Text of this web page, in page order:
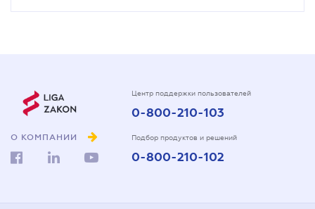
О КОМПАНИИ
Центр поддержки пользователей
0-800-210-103
Подбор продуктов и решений
0-800-210-102